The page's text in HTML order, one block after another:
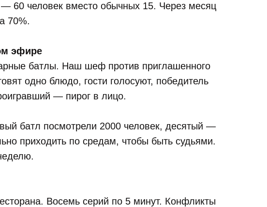
— 60 человек вместо обычных 15. Через месяц
70%.
эфире
батлы. Наш шеф против приглашенного
одно блюдо, гости голосуют, победитель
— пирог в лицо.
батл посмотрели 2000 человек, десятый —
приходить по средам, чтобы быть судьями.
Восемь серий по 5 минут. Конфликты